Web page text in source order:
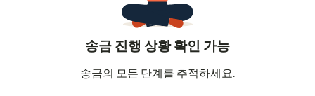
송금 진행 상황 확인 가능
송금의 모든 단계를 추적하세요.